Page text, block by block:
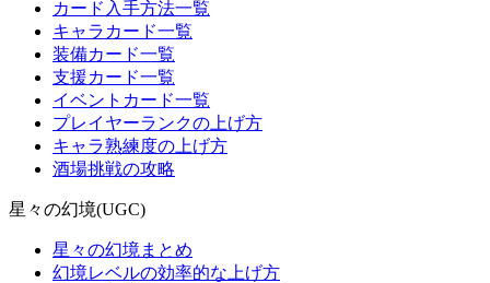
カード入手方法一覧
キャラカード一覧
装備カード一覧
支援カード一覧
イベントカード一覧
プレイヤーランクの上げ方
キャラ熟練度の上げ方
酒場挑戦の攻略
星々の幻境(UGC)
星々の幻境まとめ
幻境レベルの効率的な上げ方